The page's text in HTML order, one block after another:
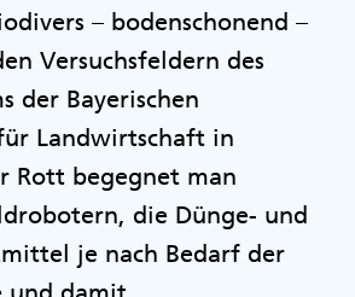
– bodenschonend –
Versuchsfeldern des
der Bayerischen
Landwirtschaft in
Rott begegnet man
die Dünge- und
je nach Bedarf der